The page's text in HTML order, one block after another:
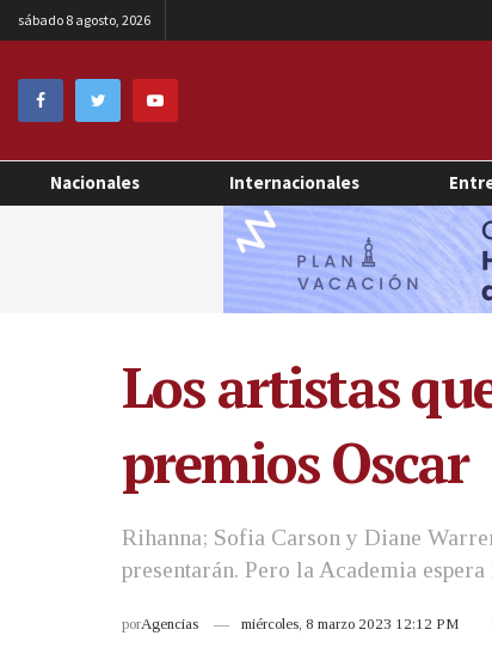
sábado 8 agosto, 2026
Nacionales Internacionales
Los artistas
premios Oscar
Rihanna; Sofia Carson y Diane
presentarán. Pero la Academia
porAgencias miércoles, 8 marzo 2023 12:12 PM